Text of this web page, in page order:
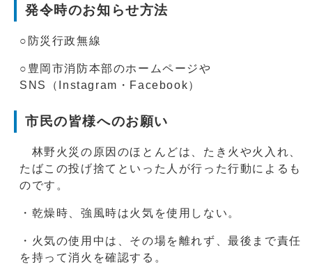
発令時のお知らせ方法
○防災行政無線
○豊岡市消防本部のホームページや
SNS（Instagram・Facebook）
市民の皆様へのお願い
林野火災の原因のほとんどは、たき火や火入れ、
たばこの投げ捨てといった人が行った行動によるも
のです。
・乾燥時、強風時は火気を使用しない。
・火気の使用中は、その場を離れず、最後まで責任
を持って消火を確認する。